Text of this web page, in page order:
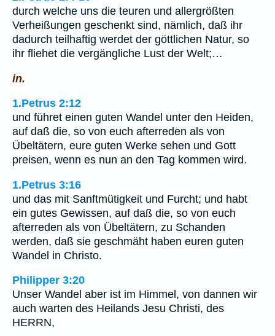
durch welche uns die teuren und allergrößten
Verheißungen geschenkt sind, nämlich, daß ihr
dadurch teilhaftig werdet der göttlichen Natur, so
ihr fliehet die vergängliche Lust der Welt;…
in.
1.Petrus 2:12
und führet einen guten Wandel unter den Heiden,
auf daß die, so von euch afterreden als von
Übeltätern, eure guten Werke sehen und Gott
preisen, wenn es nun an den Tag kommen wird.
1.Petrus 3:16
und das mit Sanftmütigkeit und Furcht; und habt
ein gutes Gewissen, auf daß die, so von euch
afterreden als von Übeltätern, zu Schanden
werden, daß sie geschmäht haben euren guten
Wandel in Christo.
Philipper 3:20
Unser Wandel aber ist im Himmel, von dannen wir
auch warten des Heilands Jesu Christi, des
HERRN,